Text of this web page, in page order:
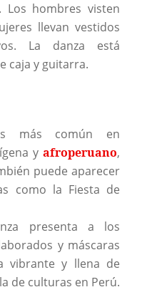
Los hombres visten
llevan vestidos
La danza está
caja y guitarra.
más común en
y afroperuano,
puede aparecer
como la Fiesta de
presenta a los
y máscaras
vibrante y llena de
de culturas en Perú.